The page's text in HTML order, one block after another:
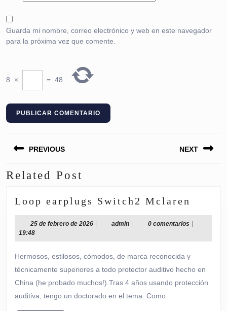
Guarda mi nombre, correo electrónico y web en este navegador
para la próxima vez que comente.
8 × = 48
de
entradas
PREVIOUS
Entrada
NEXT
Related Post
Loop earplugs Switch2 Mclaren
25 de febrero de 202625
febrero
2026
| adminadmin
| 0 comentarios |
19:48
Hermosos, estilosos, cómodos, de marca reconocida y
técnicamente superiores a todo protector auditivo hecho en
China (he probado muchos!).Tras 4 años usando protección
auditiva, tengo un doctorado en el tema..Como